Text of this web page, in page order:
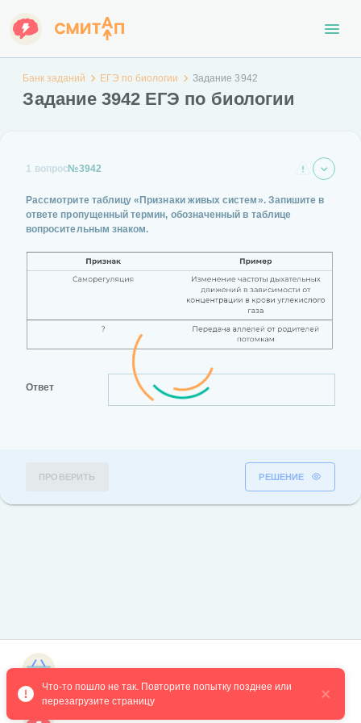
Банк заданий ЕГЭ по биологии Задание 3942
Задание 3942 ЕГЭ по биологии
1 вопрос№3942
Рассмотрите таблицу «Признаки живых систем». Запишите в
ответе пропущенный термин, обозначенный в таблице
вопросительным знаком.
Ответ
ПРОВЕРИТЬ РЕШЕНИЕ
Что-то пошло не так. Повторите попытку позднее или
перезагрузите страницу